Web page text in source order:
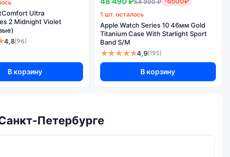
Мпикс
Ultra
2 Midnight Violet
4,8(96)
В корзину
54 990 ₽
1 шт. осталось
Apple Watch Series 10 46мм Gold
Titanium Case With Starlight Sport
Band S/M
★★★★★4,9(195)
В корзину
Петербурге